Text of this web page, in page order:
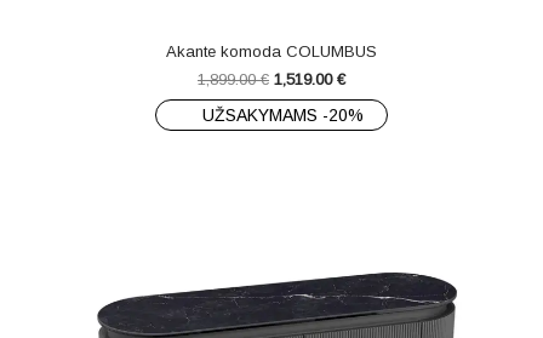
Akante komoda COLUMBUS
1,899.00€ 1,519.00 €
UŽSAKYMAMS -20%